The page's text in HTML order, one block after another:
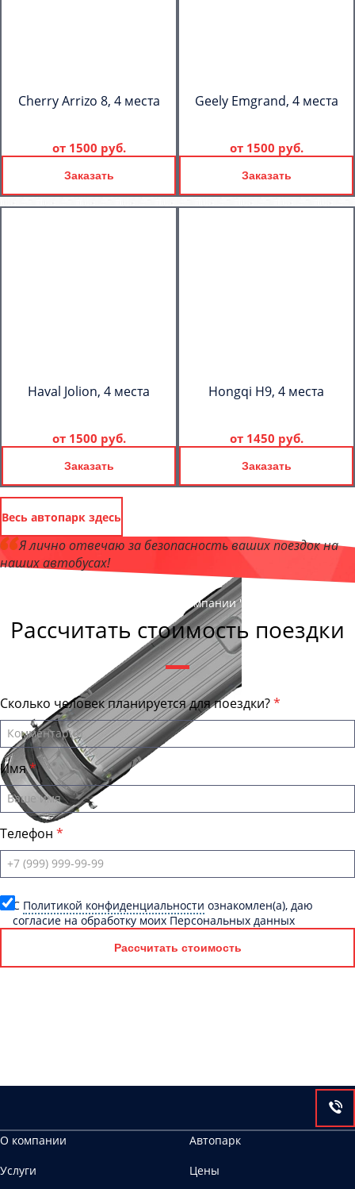
Cherry Arrizo 8, 4 места
от 1500 руб.
Заказать
Geely Emgrand, 4 места
от 1500 руб.
Заказать
Haval Jolion, 4 места
от 1500 руб.
Заказать
Hongqi H9, 4 места
от 1450 руб.
Заказать
Весь автопарк здесь
Я лично отвечаю за безопасность ваших поездок на
наших автобусах!
, директор компании "Улан-УдэБас"
Рассчитать стоимость поездки
Сколько человек планируется для поездки?
Имя
Телефон
C Политикой конфиденциальности ознакомлен(а), даю
согласие на обработку моих Персональных данных
Рассчитать стоимость
О компании
Автопарк
Услуги
Цены